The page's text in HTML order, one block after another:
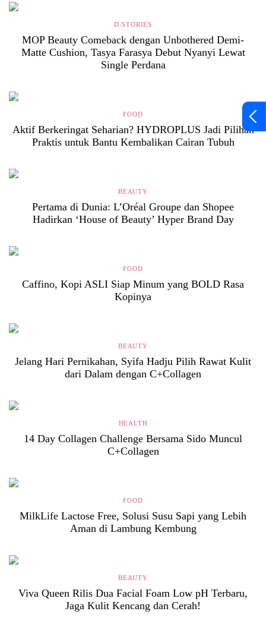
D-STORIES
MOP Beauty Comeback dengan Unbothered Demi-
Matte Cushion, Tasya Farasya Debut Nyanyi Lewat
Single Perdana
FOOD
Aktif Berkeringat Seharian? HYDROPLUS Jadi Pilihan
Praktis untuk Bantu Kembalikan Cairan Tubuh
BEAUTY
Pertama di Dunia: L’Oréal Groupe dan Shopee
Hadirkan ‘House of Beauty’ Hyper Brand Day
FOOD
Caffino, Kopi ASLI Siap Minum yang BOLD Rasa
Kopinya
BEAUTY
Jelang Hari Pernikahan, Syifa Hadju Pilih Rawat Kulit
dari Dalam dengan C+Collagen
HEALTH
14 Day Collagen Challenge Bersama Sido Muncul
C+Collagen
FOOD
MilkLife Lactose Free, Solusi Susu Sapi yang Lebih
Aman di Lambung Kembung
BEAUTY
Viva Queen Rilis Dua Facial Foam Low pH Terbaru,
Jaga Kulit Kencang dan Cerah!